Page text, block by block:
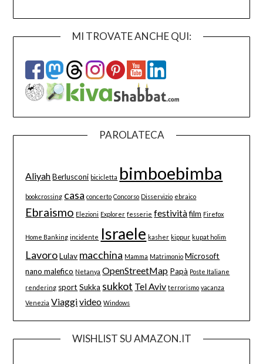
MI TROVATE ANCHE QUI:
PAROLATECA
Aliyah Berlusconi bicicletta bimboebimba
bookcrossing casa concerto Concorso Disservizio ebraico
Ebraismo Elezioni Explorer fesserie festività film Firefox
Home Banking incidente Israele kasher kippur kupat holim
Lavoro Lulav macchina Mamma Matrimonio Microsoft
nano malefico Netanya OpenStreetMap Papà Poste Italiane
rendering sport Sukka sukkot Tel Aviv terrorismo vacanza
Venezia Viaggivideo Windows
WISHLIST SU AMAZON.IT